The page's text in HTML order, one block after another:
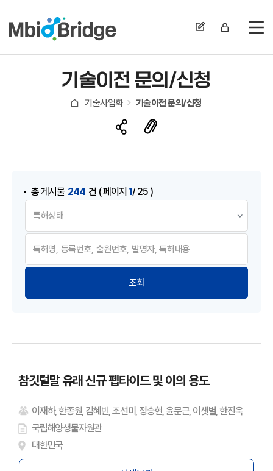
전
기술이전 문의/신청
기술사업화 기술이전 문의/신청
총 게시물 244 건 ( 페이지 1/ 25 )
참깃털말 유래 신규 펩타이드 및 이의 용도
이재하, 한종원, 김혜빈, 조선미, 정승현, 윤문근, 이샛별, 한진욱
국립해양생물자원관
대한민국